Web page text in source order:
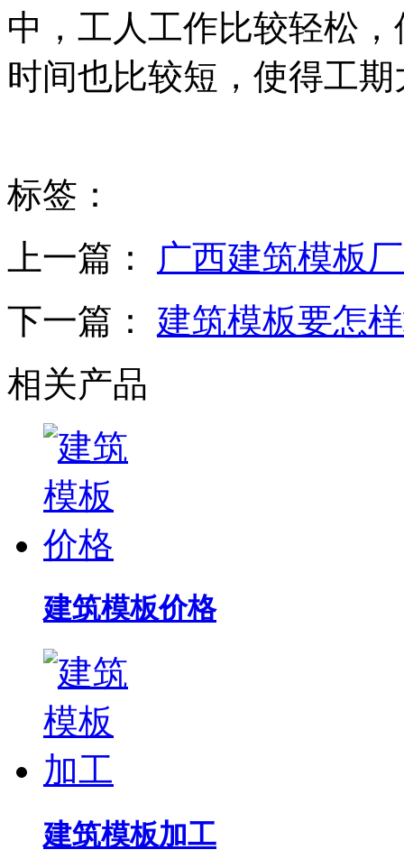
中，工人工作比较轻松
时间也比较短，使得工
标签：
上一篇： 广西建筑模板
下一篇： 建筑模板要怎
相关产品
建筑模板价格
建筑模板加工